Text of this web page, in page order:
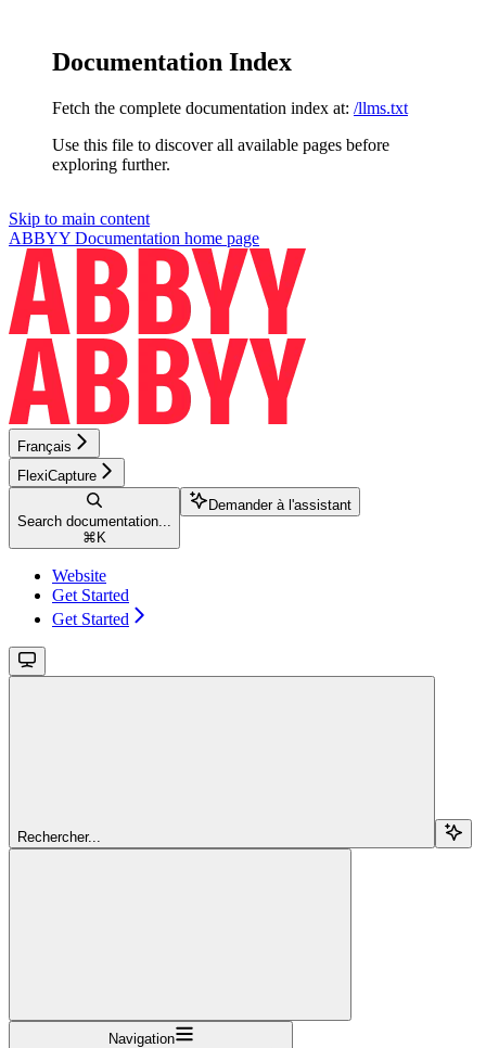
Documentation Index
Fetch the complete documentation index at: /llms.txt
Use this file to discover all available pages before
exploring further.
Skip to main content
ABBYY Documentation home page
Français
FlexiCapture
Search documentation...
⌘ K
Demander à l'assistant
Website
Get Started
Get Started
Rechercher...
Navigation